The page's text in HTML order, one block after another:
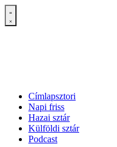
Címlapsztori
Napi friss
Hazai sztár
Külföldi sztár
Podcast